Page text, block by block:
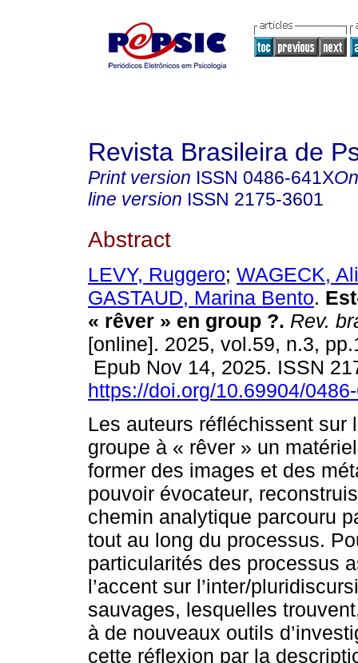
Revista Brasileira de
Print version ISSN 0486-641X
line version ISSN 2175-3601
Abstract
LEVY, Ruggero; WAGECK,
GASTAUD, Marina Bento.
« rêver » en group ?. Rev.
[online]. 2025, vol.59, n.3,
Epub Nov 14, 2025. ISSN
https://doi.org/10.69904/
Les auteurs réfléchissent sur
groupe à « rêver » un
former des images et des
pouvoir évocateur,
chemin analytique parcouru
tout au long du processus.
particularités des processus
l’accent sur l’inter/
sauvages, lesquelles
à de nouveaux outils
cette réflexion par la